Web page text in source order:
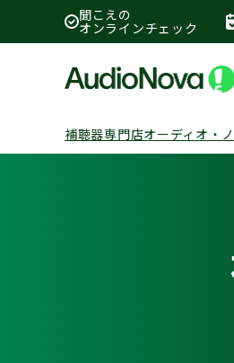
聞こえの
オンラインチェック
補聴器専門店オーディオ・